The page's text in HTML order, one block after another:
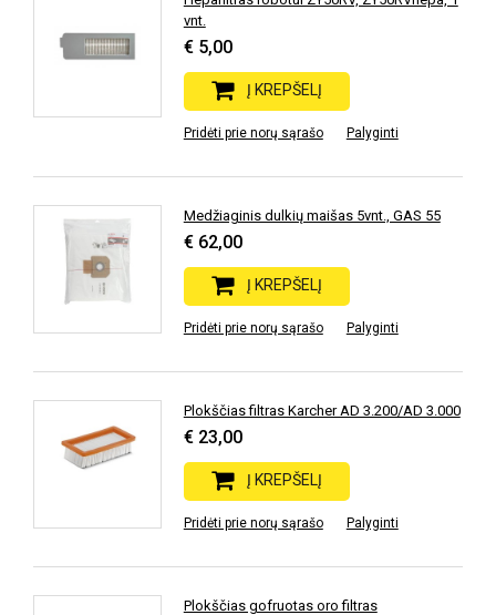
vnt.
€ 5,00
Į KREPŠELĮ
Pridėti prie norų sąrašo Palyginti
Medžiaginis dulkių maišas 5vnt., GAS 55
€ 62,00
Į KREPŠELĮ
Pridėti prie norų sąrašo Palyginti
Plokščias filtras Karcher AD 3.200/AD 3.000
€ 23,00
Į KREPŠELĮ
Pridėti prie norų sąrašo Palyginti
Plokščias gofruotas oro filtras